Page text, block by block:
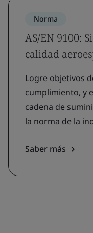
Norma
AS/EN 9100:
calidad
Logre objetivos
cumplimiento, y
cadena de
la norma de la
Saber más